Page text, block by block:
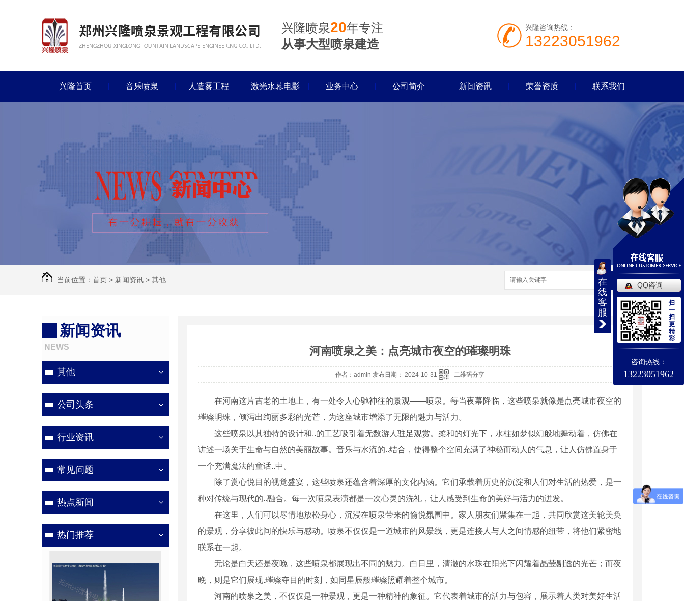
兴隆喷泉20年专注
从事大型喷泉建造
兴隆咨询热线：
13223051962
兴隆首页 音乐喷泉 人造雾工程 激光水幕电影 业务中心 公司简介 新闻资讯 荣誉资质 联系我们
当前位置： 首页 > 新闻资讯 > 其他 搜索
新闻资讯
NEWS
其他
公司头条
行业资讯
常见问题
热点新闻
热门推荐
河南喷泉之美：点亮城市夜空的璀璨明珠
作者：admin 发布日期： 2024-10-31 二维码分享
在河南这片古老的土地上，有一处令人心驰神往的景观——喷泉。每当夜幕降临，这些喷泉就像是点亮城市夜空的
璀璨明珠，倾泻出绚丽多彩的光芒，为这座城市增添了无限的魅力与活力。
这些喷泉以其独特的设计和..的工艺吸引着无数游人驻足观赏。柔和的灯光下，水柱如梦似幻般地舞动着，仿佛在
讲述一场关于生命与自然的美丽故事。音乐与水流的..结合，使得整个空间充满了神秘而动人的气息，让人仿佛置身于
一个充满魔法的童话..中。
除了赏心悦目的视觉盛宴，这些喷泉还蕴含着深厚的文化内涵。它们承载着历史的沉淀和人们对生活的热爱，是一
种对传统与现代的..融合。每一次喷泉表演都是一次心灵的洗礼，让人感受到生命的美好与活力的迸发。
在这里，人们可以尽情地放松身心，沉浸在喷泉带来的愉悦氛围中。家人朋友们聚集在一起，共同欣赏这美轮美奂
的景观，分享彼此间的快乐与感动。喷泉不仅仅是一道城市的风景线，更是连接人与人之间情感的纽带，将他们紧密地
联系在一起。
无论是白天还是夜晚，这些喷泉都展现出不同的魅力。白日里，清澈的水珠在阳光下闪耀着晶莹剔透的光芒；而夜
晚，则是它们展现.璀璨夺目的时刻，如同星辰般璀璨照耀着整个城市。
河南的喷泉之美，不仅仅是一种景观，更是一种精神的象征。它代表着城市的活力与包容，展示着人类对美好生活
在
线
客
服
QQ咨询
扫
一
扫
更
精
彩
咨询热线：
13223051962